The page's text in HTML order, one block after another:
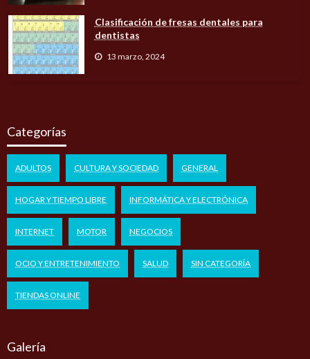
Clasificación de fresas dentales para
dentistas
13 marzo, 2024
Categorías
ADULTOS CULTURA Y SOCIEDAD GENERAL
HOGAR Y TIEMPO LIBRE INFORMÁTICA Y ELECTRÓNICA
INTERNET MOTOR NEGOCIOS
OCIO Y ENTRETENIMIENTO SALUD SIN CATEGORÍA
TIENDAS ONLINE
Galería